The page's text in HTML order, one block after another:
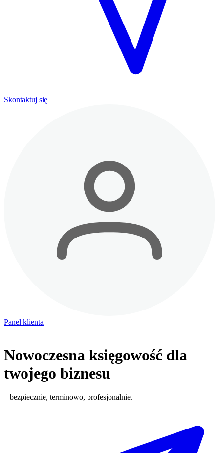
Skontaktuj się
Panel klienta
Nowoczesna księgowość dla
twojego biznesu
– bezpiecznie, terminowo, profesjonalnie.